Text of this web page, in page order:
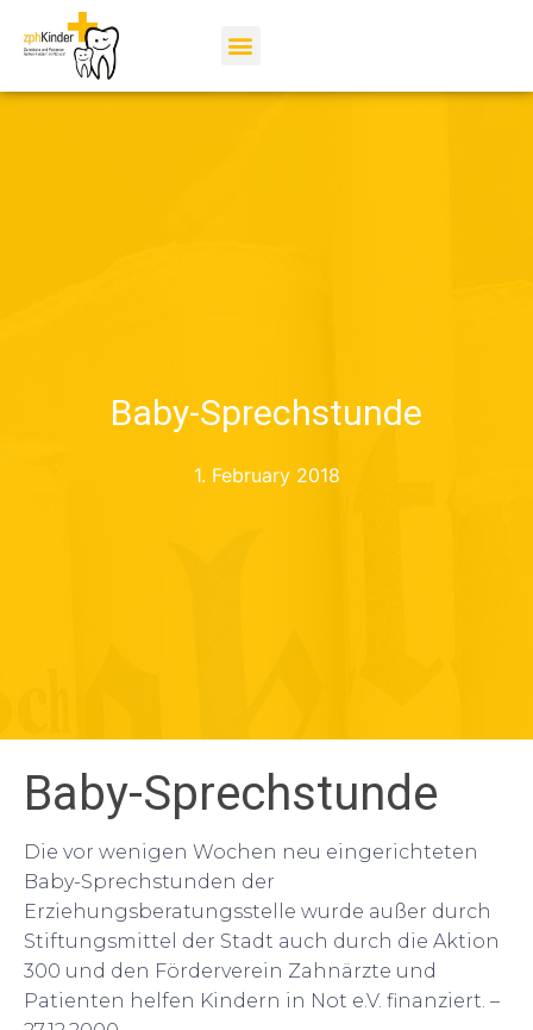
Baby-Sprechstunde
1. February 2018
Baby-Sprechstunde
Die vor wenigen Wochen neu eingerichteten
Baby-Sprechstunden der
Erziehungsberatungsstelle wurde außer durch
Stiftungsmittel der Stadt auch durch die Aktion
300 und den Förderverein Zahnärzte und
Patienten helfen Kindern in Not e.V. finanziert. –